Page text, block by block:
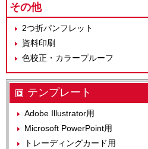
その他
2つ折パンフレット
資料印刷
色校正・カラープルーフ
テンプレート
Adobe Illustrator用
Microsoft PowerPoint用
トレーディングカード用